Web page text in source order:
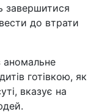
завершитися
до втрати
аномальне
готівкою, як
вказує на